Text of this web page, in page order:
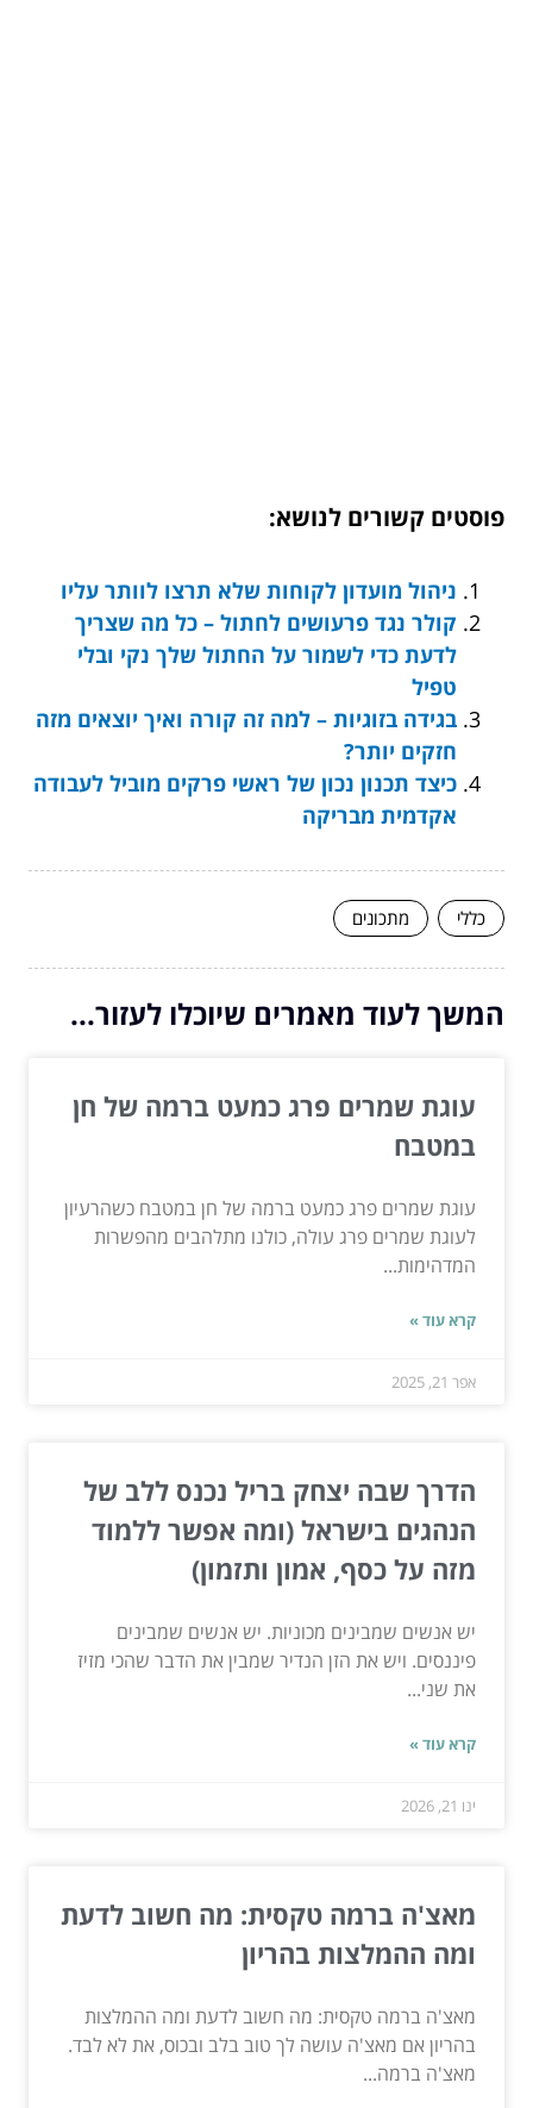
פוסטים קשורים לנושא:
ניהול מועדון לקוחות שלא תרצו לוותר עליו
קולר נגד פרעושים לחתול – כל מה שצריך
לדעת כדי לשמור על החתול שלך נקי ובלי
טפיל
בגידה בזוגיות – למה זה קורה ואיך יוצאים מזה
חזקים יותר?
כיצד תכנון נכון של ראשי פרקים מוביל לעבודה
אקדמית מבריקה
כללי מתכונים
המשך לעוד מאמרים שיוכלו לעזור...
עוגת שמרים פרג כמעט ברמה של חן
במטבח
עוגת שמרים פרג כמעט ברמה של חן במטבח כשהרעיון
לעוגת שמרים פרג עולה, כולנו מתלהבים מהפשרות
המדהימות...
קרא עוד »
אפר 21, 2025
הדרך שבה יצחק בריל נכנס ללב של
הנהגים בישראל (ומה אפשר ללמוד
מזה על כסף, אמון ותזמון)
יש אנשים שמבינים מכוניות. יש אנשים שמבינים
פיננסים. ויש את הזן הנדיר שמבין את הדבר שהכי מזיז
את שני...
קרא עוד »
ינו 21, 2026
מאצ'ה ברמה טקסית: מה חשוב לדעת
ומה ההמלצות בהריון
מאצ'ה ברמה טקסית: מה חשוב לדעת ומה ההמלצות
בהריון אם מאצ'ה עושה לך טוב בלב ובכוס, את לא לבד.
מאצ'ה ברמה...